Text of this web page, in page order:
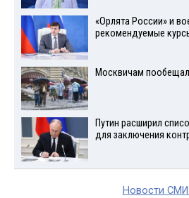
«Орлята России» и
рекомендуемые
Москвичам
Путин расширил
для заключения
Новости